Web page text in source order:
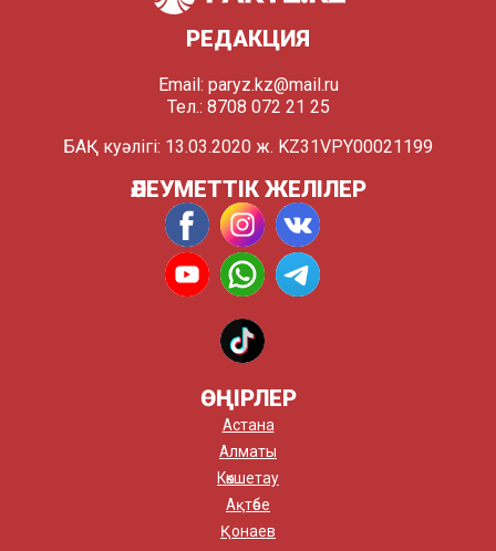
РЕДАКЦИЯ
Email: paryz.kz@mail.ru
Тел.: 8708 072 21 25
БАҚ куәлігі: 13.03.2020 ж. KZ31VPY00021199
ӘЛЕУМЕТТІК ЖЕЛІЛЕР
ӨҢІРЛЕР
Астана
Алматы
Көкшетау
Ақтөбе
Қонаев